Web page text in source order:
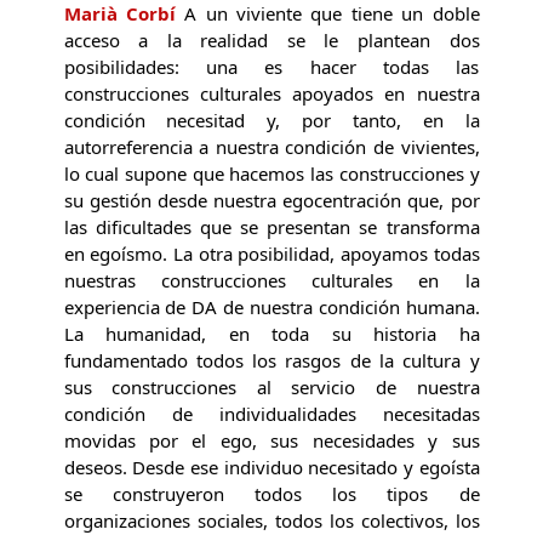
Marià CorbíA un viviente que tiene un doble
acceso a la realidad se le plantean dos
posibilidades: una es hacer todas las
construcciones culturales apoyados en nuestra
condición necesitad y, por tanto, en la
autorreferencia a nuestra condición de vivientes,
lo cual supone que hacemos las construcciones y
su gestión desde nuestra egocentración que, por
las dificultades que se presentan se transforma
en egoísmo. La otra posibilidad, apoyamos todas
nuestras construcciones culturales en la
experiencia de DA de nuestra condición humana.
La humanidad, en toda su historia ha
fundamentado todos los rasgos de la cultura y
sus construcciones al servicio de nuestra
condición de individualidades necesitadas
movidas por el ego, sus necesidades y sus
deseos. Desde ese individuo necesitado y egoísta
se construyeron todos los tipos de
organizaciones sociales, todos los colectivos, los